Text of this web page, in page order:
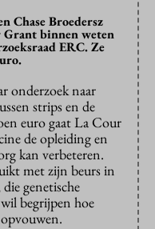
Chase Broedersz
Grant binnen weten
ERC. Ze
onderzoek naar
strips en de
euro gaat La Cour
de opleiding en
kan verbeteren.
met zijn beurs in
genetische
begrijpen hoe